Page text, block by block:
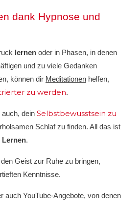
dank Hypnose und
lernen oder in Phasen, in denen
und zu viele Gedanken
können dir Meditationen helfen,
zu werden.
dein Selbstbewusstsein zu
Schlaf zu finden. All das ist
Lernen.
den Geist zur Ruhe zu bringen,
Kenntnisse.
auch YouTube-Angebote, von denen